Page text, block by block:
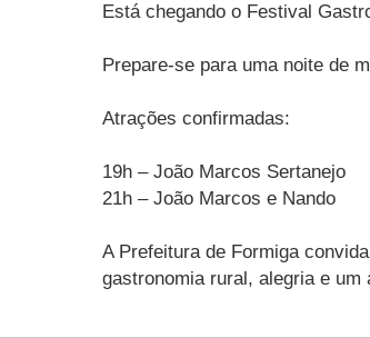
Está chegando o Festival
Prepare-se para uma noite de
Atrações confirmadas:
19h – João Marcos Sertanejo
21h – João Marcos e Nando
A Prefeitura de Formiga
gastronomia rural, alegria e um